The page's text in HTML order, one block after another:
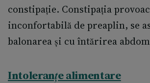
constipație. Constipația
inconfortabilă de preaplin, se
balonarea și cu întărirea
Intoleranțe alimentare